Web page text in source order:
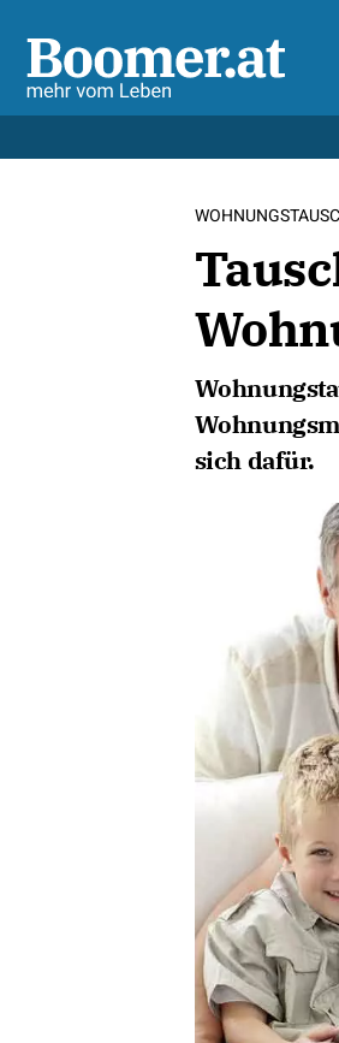
sich dafür.